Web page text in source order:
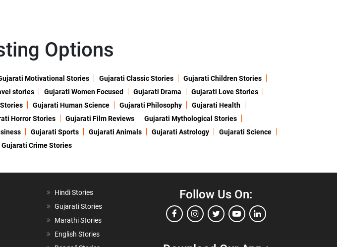
Options
Motivational Stories Gujarati Classic Stories
Gujarati Children Stories
stories Gujarati Women Focused Gujarati Drama
Gujarati Love Stories
Gujarati Human Science Gujarati Philosophy
Gujarati Health
Horror Stories Gujarati Film Reviews
Gujarati Mythological Stories
Gujarati Sports Gujarati Animals Gujarati Astrology
Gujarati Science
Gujarati Crime Stories
Hindi Stories
Gujarati Stories
Marathi Stories
English Stories
Follow Us On: